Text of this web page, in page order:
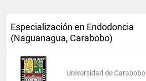
Especialización en Endodoncia
(Naguanagua, Carabobo)
Universidad de Carabobo